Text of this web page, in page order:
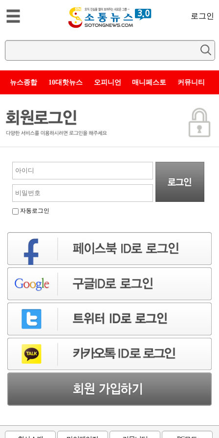
로그인
뉴스종합 10대핫뉴스 오피니언 매니페스토 커뮤니티
자동로그인